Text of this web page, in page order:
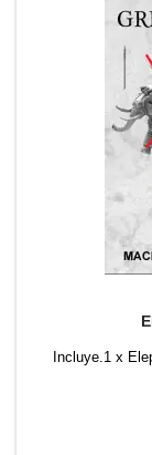
Incluye.1 x